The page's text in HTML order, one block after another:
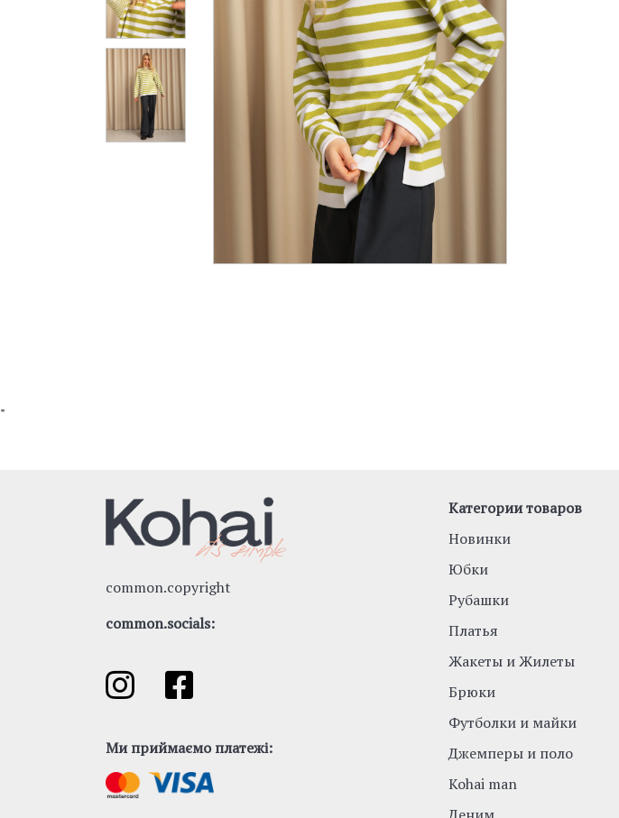
"
common.copyright
common.socials:
Ми приймаємо платежі:
Категории товаров
Новинки
Юбки
Рубашки
Платья
Жакеты и Жилеты
Брюки
Футболки и майки
Джемперы и поло
Kohai man